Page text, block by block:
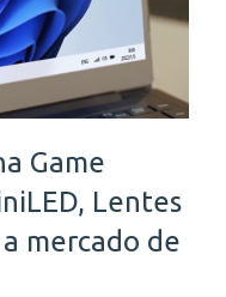
Game
Lentes
mercado de